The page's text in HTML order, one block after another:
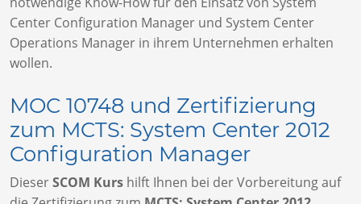
Center Configuration Manager und System Center
Operations Manager in ihrem Unternehmen erhalten
wollen.
MOC 10748 und Zertifizierung
zum MCTS: System Center 2012
Configuration Manager
DieserSCOM Kurs hilft Ihnen bei der Vorbereitung auf